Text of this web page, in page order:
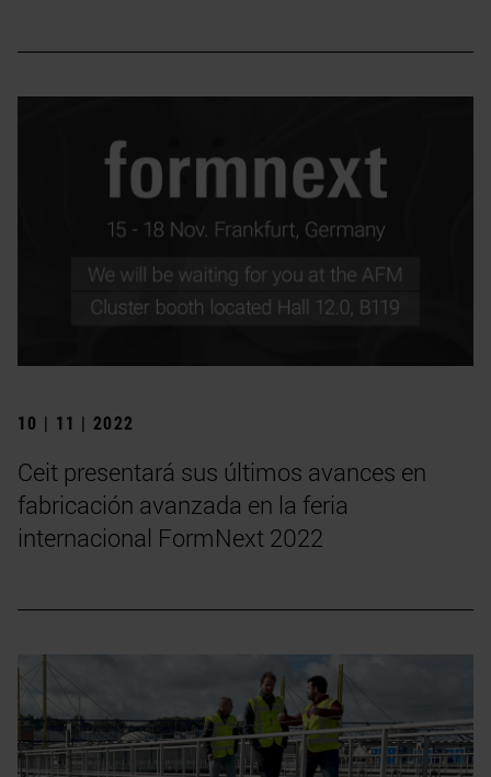
10 | 11 | 2022
Ceit presentará sus últimos avances en
fabricación avanzada en la feria
internacional FormNext 2022